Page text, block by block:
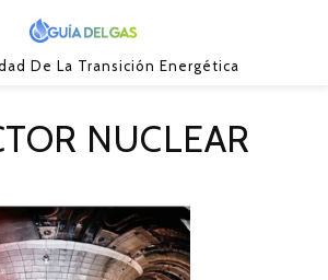
De La Transición Energética
NUCLEAR